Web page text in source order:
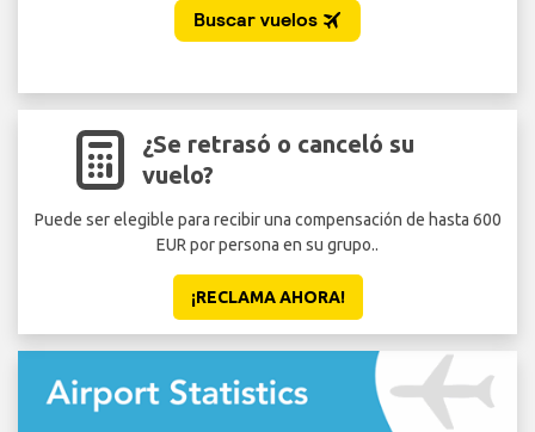
¿Se retrasó o canceló su
vuelo?
Puede ser elegible para recibir una compensación de hasta 600
EUR por persona en su grupo..
¡RECLAMA AHORA!